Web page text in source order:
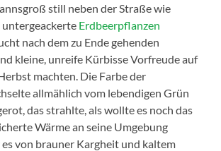
still neben der Straße wie
Erdbeerpflanzen
nach dem zu Ende gehenden
kleine, unreife Kürbisse Vorfreude auf
machten. Die Farbe der
allmählich vom lebendigen Grün
das strahlte, als wollte es noch das
Wärme an seine Umgebung
es von brauner Kargheit und kaltem